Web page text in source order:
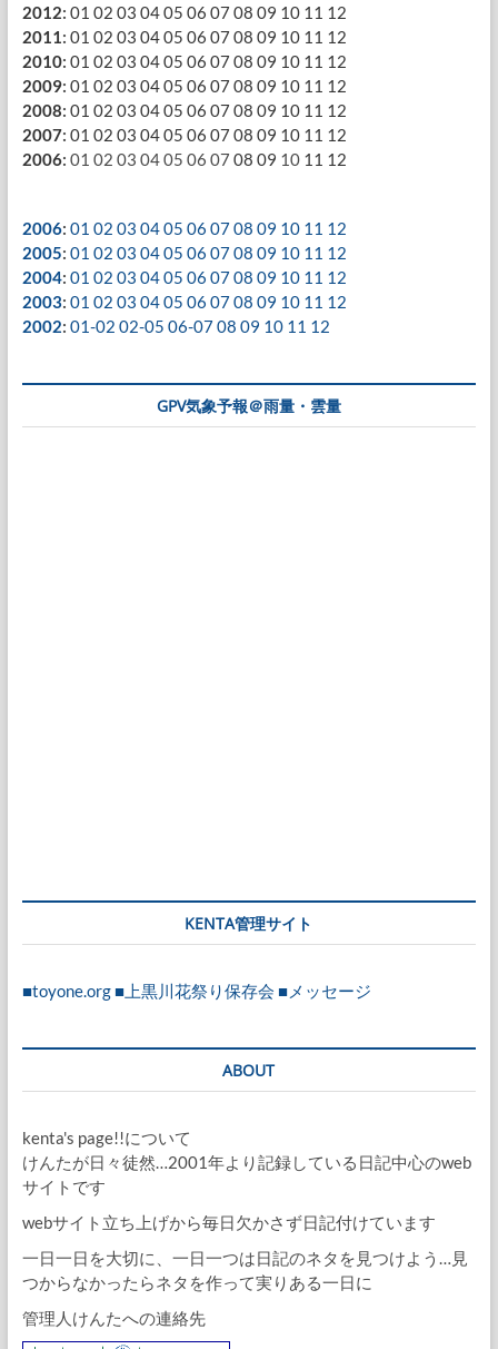
2012: 01 02 03 0405 06 07 08 09 10 11 12
2011: 01 02 03 0405 06 07 08 09 10 11 12
2010: 01 02 03 0405 06 07 08 09 10 11 12
2009: 01 02 03 0405 06 07 08 09 10 11 12
2008: 01 02 03 0405 06 07 08 09 10 11 12
2007: 01 02 03 0405 06 07 08 09 10 11 12
2006: 01 02 03 0405 06 07 08 09 10 11 12
2006: 01 02 03 0405 06 0708 09 10 11 12
2005: 01 02 03 0405 06 0708 09 10 11 12
2004: 01 02 03 0405 06 0708 09 10 11 12
2003: 01 02 03 0405 06 0708 09 10 11 12
2002: 01-02 02-05 06-0708 09 10 11 12
GPV気象予報＠雨量・雲量
KENTA管理サイト
■toyone.org ■上黒川花祭り保存会 ■メッセージ
ABOUT
kenta's page!!について
けんたが日々徒然…2001年より記録している日記中心のweb
サイトです
webサイト立ち上げから毎日欠かさず日記付けています
一日一日を大切に、一日一つは日記のネタを見つけよう…見
つからなかったらネタを作って実りある一日に
管理人けんたへの連絡先